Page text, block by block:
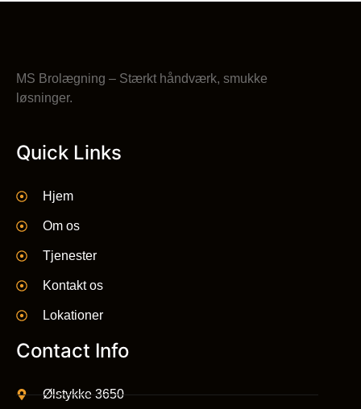
MS Brolægning – Stærkt håndværk, smukke
løsninger.
Quick Links
Hjem
Om os
Tjenester
Kontakt os
Lokationer
Contact Info
Ølstykke 3650